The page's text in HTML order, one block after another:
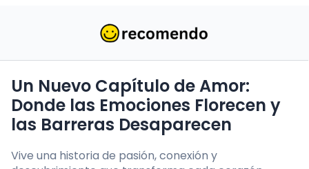
Un Nuevo Capítulo de Amor:
Donde las Emociones Florecen y
las Barreras Desaparecen
Vive una historia de pasión, conexión y